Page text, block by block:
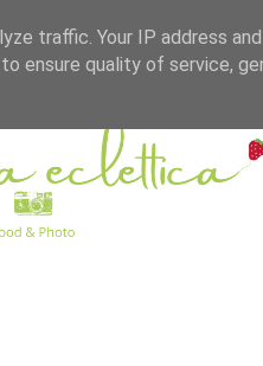
traffic. Your IP address
ensure quality of service,